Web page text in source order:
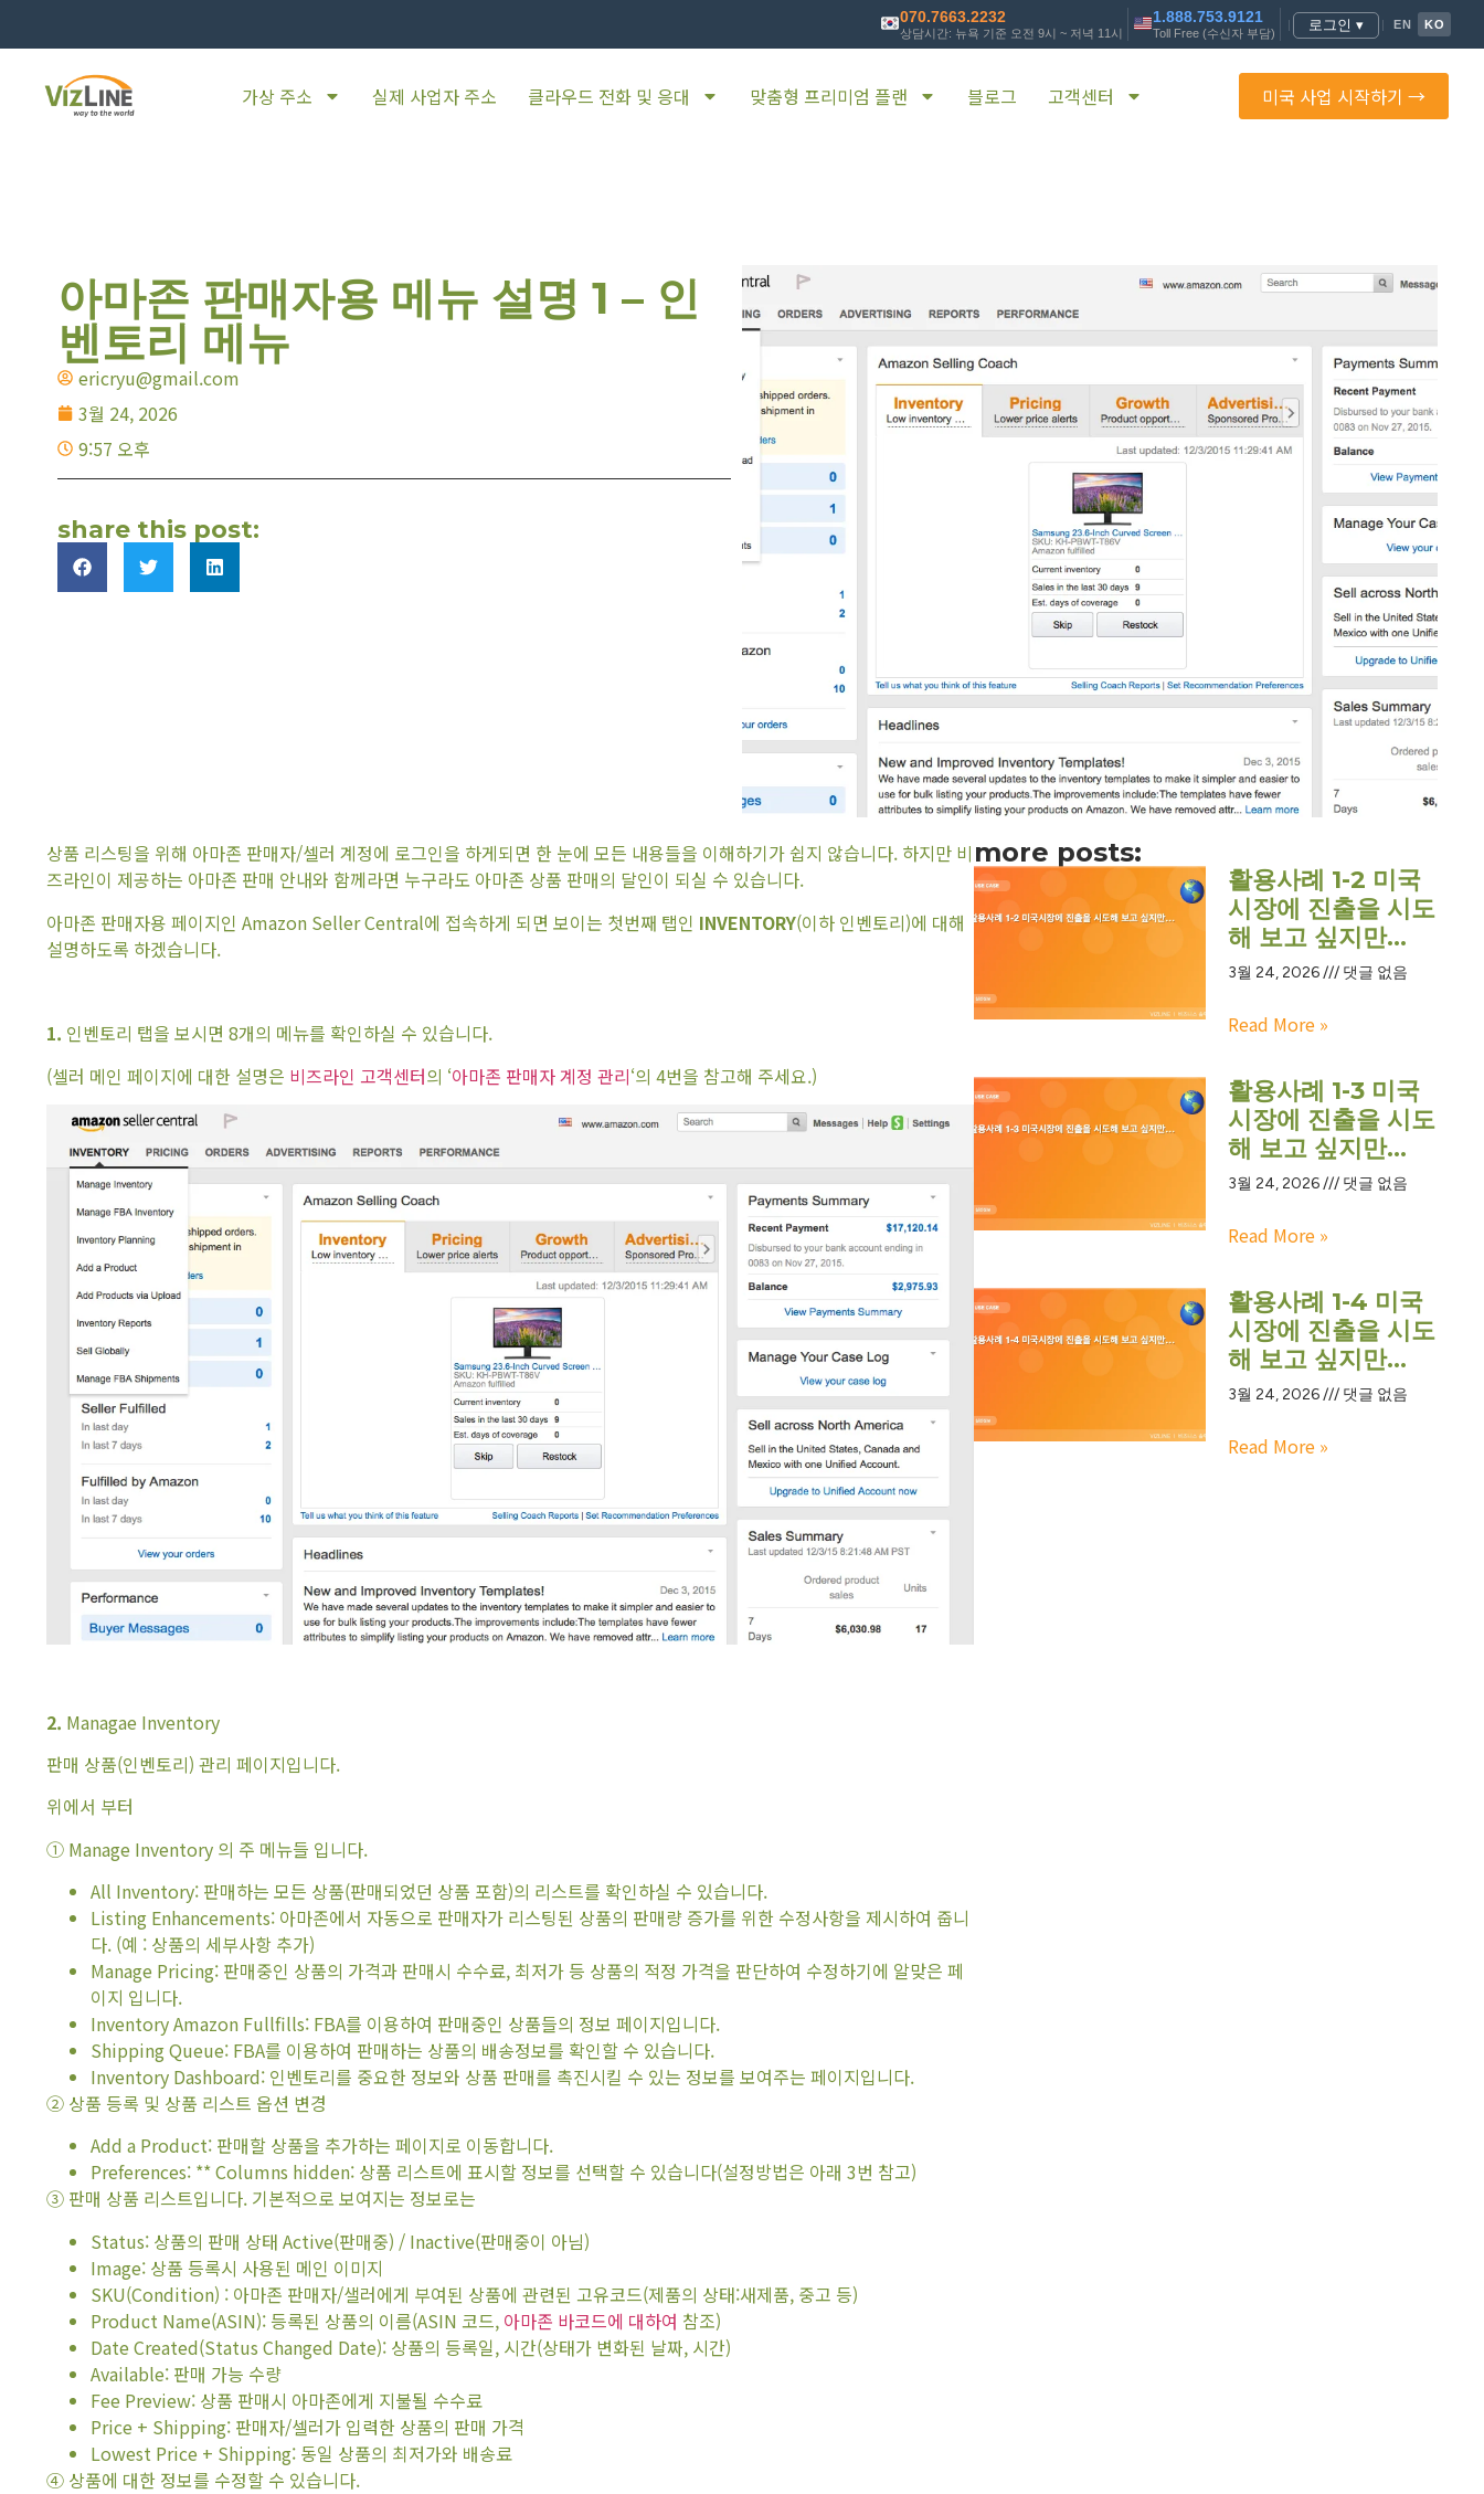
070.7663.2232
상담시간: 뉴욕 기준 오전 9시 ~ 저녁 11시
1.888.753.9121
Toll Free (수신자 부담)
| 로그인 ▾ | EN KO
가상 주소 실제 사업자 주소 클라우드 전화 및 응대 맞춤형 프리미엄 플랜 블로그 고객센터 미국 사업 시작하기 →
아마존 판매자용 메뉴 설명 1 – 인
벤토리 메뉴
ericryu@gmail.com
3월 24, 2026
9:57 오후
share this post:
상품 리스팅을 위해 아마존 판매자/셀러 계정에 로그인을 하게되면 한 눈에 모든 내용들을 이해하기가 쉽지 않습니다. 하지만 비
즈라인이 제공하는 아마존 판매 안내와 함께라면 누구라도 아마존 상품 판매의 달인이 되실 수 있습니다.
아마존 판매자용 페이지인 Amazon Seller Central에 접속하게 되면 보이는 첫번째 탭인 INVENTORY(이하 인벤토리)에 대해
설명하도록 하겠습니다.
1. 인벤토리 탭을 보시면 8개의 메뉴를 확인하실 수 있습니다.
(셀러 메인 페이지에 대한 설명은 비즈라인 고객센터의 ‘아마존 판매자 계정 관리‘의 4번을 참고해 주세요.)
2. Managae Inventory
판매 상품(인벤토리) 관리 페이지입니다.
위에서 부터
① Manage Inventory 의 주 메뉴들 입니다.
All Inventory: 판매하는 모든 상품(판매되었던 상품 포함)의 리스트를 확인하실 수 있습니다.
Listing Enhancements: 아마존에서 자동으로 판매자가 리스팅된 상품의 판매량 증가를 위한 수정사항을 제시하여 줍니
다. (예 : 상품의 세부사항 추가)
Manage Pricing: 판매중인 상품의 가격과 판매시 수수료, 최저가 등 상품의 적정 가격을 판단하여 수정하기에 알맞은 페
이지 입니다.
Inventory Amazon Fullfills: FBA를 이용하여 판매중인 상품들의 정보 페이지입니다.
Shipping Queue: FBA를 이용하여 판매하는 상품의 배송정보를 확인할 수 있습니다.
Inventory Dashboard: 인벤토리를 중요한 정보와 상품 판매를 촉진시킬 수 있는 정보를 보여주는 페이지입니다.
② 상품 등록 및 상품 리스트 옵션 변경
Add a Product: 판매할 상품을 추가하는 페이지로 이동합니다.
Preferences: ** Columns hidden: 상품 리스트에 표시할 정보를 선택할 수 있습니다(설정방법은 아래 3번 참고)
③ 판매 상품 리스트입니다. 기본적으로 보여지는 정보로는
Status: 상품의 판매 상태 Active(판매중) / Inactive(판매중이 아님)
Image: 상품 등록시 사용된 메인 이미지
SKU(Condition) : 아마존 판매자/샐러에게 부여된 상품에 관련된 고유코드(제품의 상태:새제품, 중고 등)
Product Name(ASIN): 등록된 상품의 이름(ASIN 코드, 아마존 바코드에 대하여 참조)
Date Created(Status Changed Date): 상품의 등록일, 시간(상태가 변화된 날짜, 시간)
Available: 판매 가능 수량
Fee Preview: 상품 판매시 아마존에게 지불될 수수료
Price + Shipping: 판매자/셀러가 입력한 상품의 판매 가격
Lowest Price + Shipping: 동일 상품의 최저가와 배송료
④ 상품에 대한 정보를 수정할 수 있습니다.
more posts:
활용사례 1-2 미국
시장에 진출을 시도
해 보고 싶지만…
3월 24, 2026 댓글 없음
Read More »
활용사례 1-3 미국
시장에 진출을 시도
해 보고 싶지만…
3월 24, 2026 댓글 없음
Read More »
활용사례 1-4 미국
시장에 진출을 시도
해 보고 싶지만…
3월 24, 2026 댓글 없음
Read More »